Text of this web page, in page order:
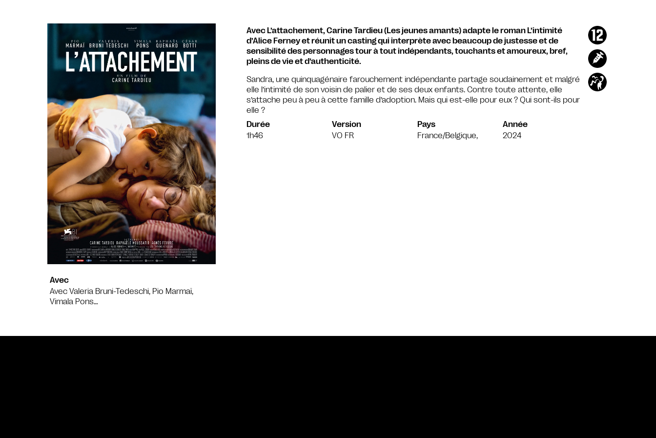
Avec
Avec Valeria Bruni-Tedeschi, Pio Marmaï,
Vimala Pons…
Avec L’attachement, Carine Tardieu (Les jeunes amants) adapte le roman L’intimité
d’Alice Ferney et réunit un casting qui interprète avec beaucoup de justesse et de
sensibilité des personnages tour à tout indépendants, touchants et amoureux, bref,
pleins de vie et d’authenticité.
Sandra, une quinquagénaire farouchement indépendante partage soudainement et malgré
elle l’intimité de son voisin de palier et de ses deux enfants. Contre toute attente, elle
s’attache peu à peu à cette famille d’adoption. Mais qui est-elle pour eux ? Qui sont-ils pour
elle ?
Durée
1h46
Version
VO FR
Pays
France/Belgique,
Année
2024